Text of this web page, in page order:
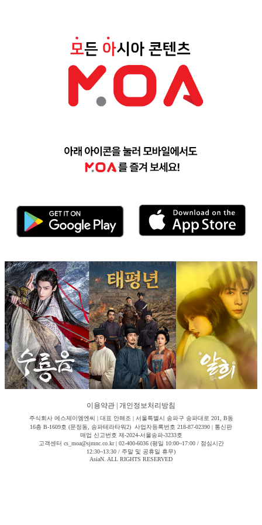
이용약관 개인정보처리방침
주식회사 에스제이엠엔씨 | 대표 안해조 | 서울특별시 송파구 송파대로 201, B동
16층 B-1609호 (문정동, 송파테라타워2) 사업자등록번호 218-87-02390 | 통신판
매업 신고번호 제-2024-서울송파-3233호
고객센터 cs_moa@sjmnc.co.kr | 02-400-6036 (평일 10:00~17:00 / 점심시간
12:30~13:30 / 주말 및 공휴일 휴무)
AsiaN. ALL RIGHTS RESERVED